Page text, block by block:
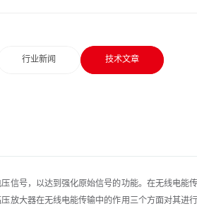
行业新闻 技术文章
信号，以达到强化原始信号的功能。在无线电能
放大器在无线电能传输中的作用三个方面对其进